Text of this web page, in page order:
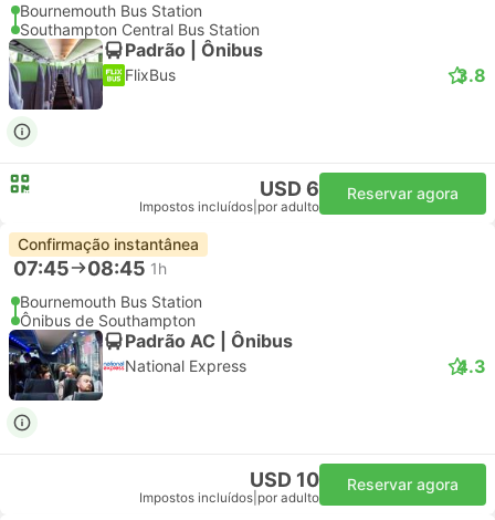
Bournemouth Bus Station
Southampton Central Bus Station
Padrão | Ônibus
FlixBus 3.8
USD 6
Impostos incluídos por adulto
Reservar agora
Confirmação instantânea
07:45 08:45 1h
Bournemouth Bus Station
Ônibus de Southampton
Padrão AC | Ônibus
National Express 4.3
USD 10
Impostos incluídos por adulto
Reservar agora